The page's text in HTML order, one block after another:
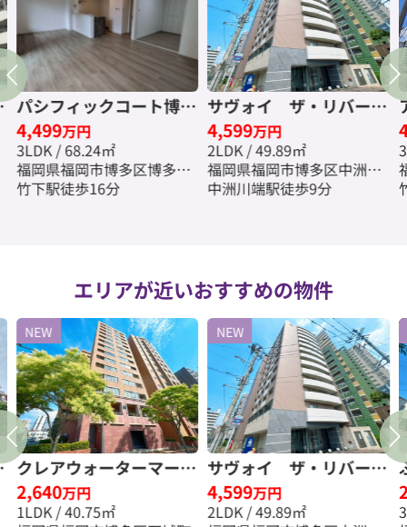
パシフィックコート博多
駅南☆仲介手数料無料☆
4,499万円
3LDK / 68.24㎡
福岡県福岡市博多区博多駅
南５丁目
竹下駅徒歩16分
サヴォイ ザ・リバーテ
ラス☆仲介手数料無料☆
4,599万円
2LDK / 49.89㎡
福岡県福岡市博多区中洲中
島町
中洲川端駅徒歩9分
エリアが近いおすすめの物件
NEW
クレアウォーターマーク
☆仲介手数料無料☆
2,640万円
1LDK / 40.75㎡
NEW
サヴォイ ザ・リバーテ
ラス☆仲介手数料無料☆
4,599万円
2LDK / 49.89㎡